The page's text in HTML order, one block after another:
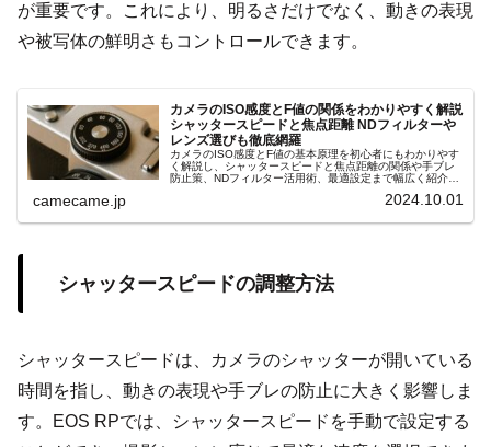
が重要です。これにより、明るさだけでなく、動きの表現
や被写体の鮮明さもコントロールできます。
カメラのISO感度とF値の関係をわかりやすく解説
シャッタースピードと焦点距離 NDフィルターや
レンズ選びも徹底網羅
カメラのISO感度とF値の基本原理を初心者にもわかりやす
く解説し、シャッタースピードと焦点距離の関係や手ブレ
防止策、NDフィルター活用術、最適設定まで幅広く紹介し
camecame.jp 2024.10.01
シャッタースピードの調整方法
シャッタースピードは、カメラのシャッターが開いている
時間を指し、動きの表現や手ブレの防止に大きく影響しま
す。EOS RPでは、シャッタースピードを手動で設定する